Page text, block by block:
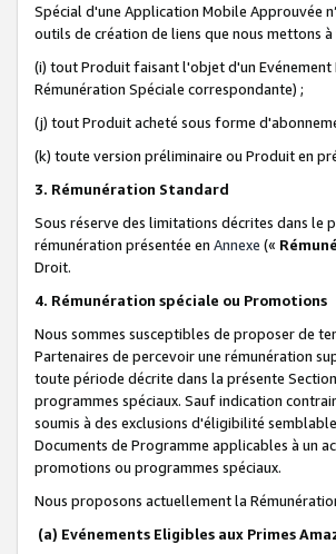
Spécial d'une Application Mobile Approuvée
outils de création de liens que nous mettons
(i) tout Produit faisant l'objet d'un Evénement
Rémunération Spéciale correspondante) ;
(j) tout Produit acheté sous forme
(k) toute version préliminaire ou Produit en
3. Rémunération Standard
Sous réserve des limitations décrites dans le
rémunération présentée en Annexe («
Droit.
4. Rémunération spéciale ou Promotions
Nous sommes susceptibles de proposer de
Partenaires de percevoir une rémunération
toute période décrite dans la présente
programmes spéciaux. Sauf indication
soumis à des exclusions d'éligibilité
Documents de Programme applicables à un
promotions ou programmes spéciaux.
Nous proposons actuellement la
(a) Evénements Eligibles aux Primes